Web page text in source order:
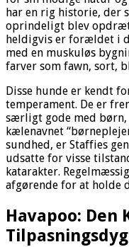
har en rig historie, der
oprindeligt blev
heldigvis er forældet i
med en muskuløs
farver som fawn, sort,
Disse hunde er kendt
temperament. De er
særligt gode med
kælenavnet
sundhed, er Staffies
udsatte for visse
katarakter.
afgørende for at holde
Havapoo: Den